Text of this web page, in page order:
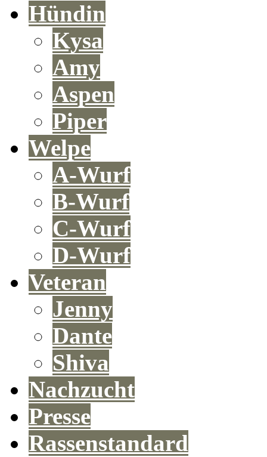
Hündin
Kysa
Amy
Aspen
Piper
Welpe
A-Wurf
B-Wurf
C-Wurf
D-Wurf
Veteran
Jenny
Dante
Shiva
Nachzucht
Presse
Rassenstandard